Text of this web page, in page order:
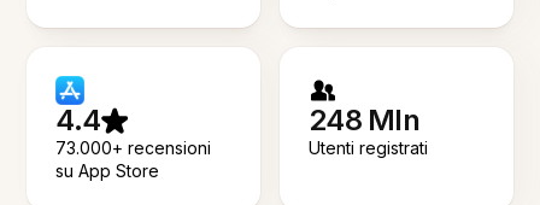
4.4
73.000+ recensioni
su App Store
248 Mln
Utenti registrati